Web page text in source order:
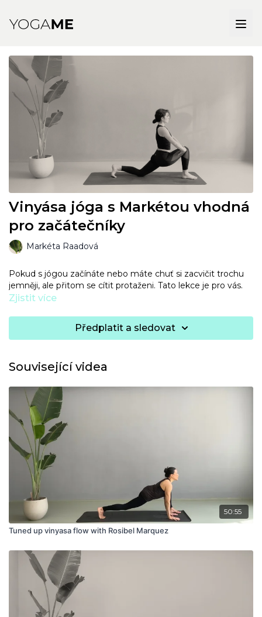
Vinyása jóga s Markétou vhodná
pro začátečníky
Markéta Raadová
Pokud s jógou začínáte nebo máte chuť si zacvičit trochu
jemněji, ale přitom se cítit protaženi. Tato lekce je pro vás.
Zjistit více
Předplatit a sledovat
Související videa
50:55
Tuned up vinyasa flow with Rosibel Marquez